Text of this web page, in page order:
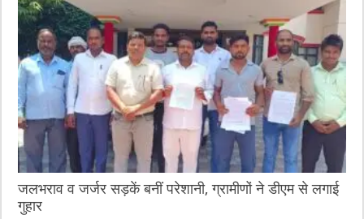
जलभराव व जर्जर सड़कें बनीं परेशानी, ग्रामीणों ने डीएम से लगाई
गुहार